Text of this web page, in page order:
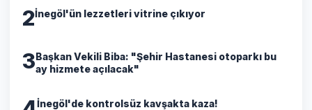
2İnegöl'ün lezzetleri vitrine çıkıyor
3Başkan Vekili Biba: "Şehir Hastanesi otoparkı bu
ay hizmete açılacak"
İnegöl'de kontrolsüz kavşakta kaza!